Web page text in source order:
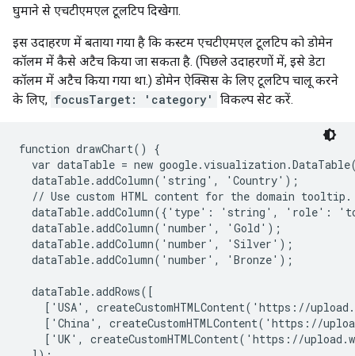
घुमाने से एचटीएमएल टूलटिप दिखेगा.
इस उदाहरण में बताया गया है कि कस्टम एचटीएमएल टूलटिप को डोमेन
कॉलम में कैसे अटैच किया जा सकता है. (पिछले उदाहरणों में, इसे डेटा
कॉलम में अटैच किया गया था.) डोमेन ऐक्सिस के लिए टूलटिप चालू करने
के लिए, focusTarget: 'category' विकल्प सेट करें.
function drawChart() {
var dataTable = new
  dataTable.addColumn('string', 'Country');
  // Use custom HTML content for the domain tooltip.
dataTable.addColumn({'type': 'string', 'role':
  dataTable.addColumn('number', 'Gold');
  dataTable.addColumn('number', 'Silver');
  dataTable.addColumn('number', 'Bronze');
  dataTable.addRows([
['USA', createCustomHTMLContent('https://
['China', createCustomHTMLContent('https://
['UK', createCustomHTMLContent('https://